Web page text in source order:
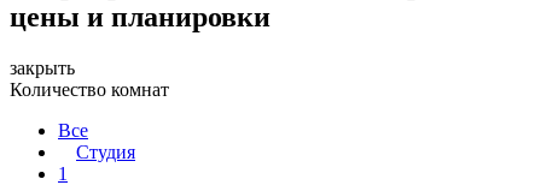
цены и планировки
закрыть
Количество комнат
Все
Студия
1